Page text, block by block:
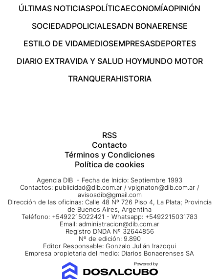
ÚLTIMAS NOTICIASPOLÍTICAECONOMÍAOPINIÓN
SOCIEDADPOLICIALESADN BONAERENSE
ESTILO DE VIDAMEDIOSEMPRESASDEPORTES
DIARIO EXTRAVIDA Y SALUD HOYMUNDO MOTOR
TRANQUERAHISTORIA
RSS
Contacto
Términos y Condiciones
Política de cookies
Agencia DIB - Fecha de Inicio: Septiembre 1993
Contactos: publicidad@dib.com.ar / vpignaton@dib.com.ar /
avisosdib@gmail.com
Dirección de las oficinas: Calle 48 Nº 726 Piso 4, La Plata; Provincia
de Buenos Aires, Argentina
Teléfono: +5492215022421 - Whatsapp: +5492215031783
Email: administracion@dib.com.ar
Registro DNDA Nº 32644856
Nº de edición: 9.890
Editor Responsable: Gonzalo Julián Irazoqui
Empresa propietaria del medio: Diarios Bonaerenses SA